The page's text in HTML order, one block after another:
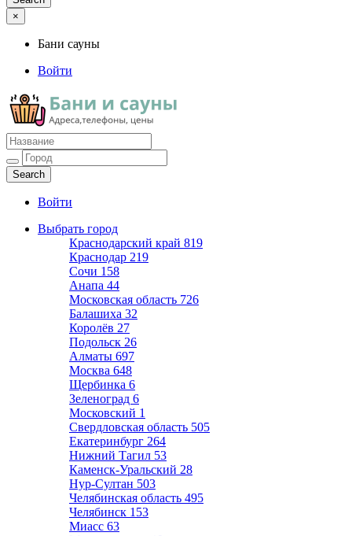
×
Бани сауны
Войти
Бани сауны
Адреса и телефоны
Войти
Выбрать город
Краснодарский край 819
Краснодар 219
Сочи 158
Анапа 44
Московская область 726
Балашиха 32
Королёв 27
Подольск 26
Алматы 697
Москва 648
Щербинка 6
Зеленоград 6
Московский 1
Свердловская область 505
Екатеринбург 264
Нижний Тагил 53
Каменск-Уральский 28
Нур-Султан 503
Челябинская область 495
Челябинск 153
Миасс 63